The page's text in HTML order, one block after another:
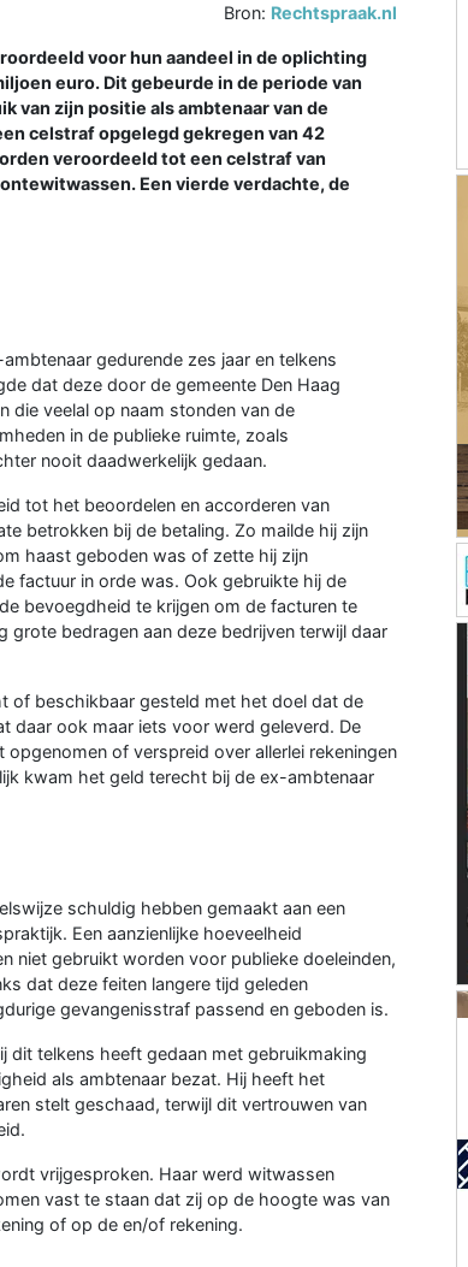
Bron: Rechtspraak.nl
voor hun aandeel in de oplichting
euro. Dit gebeurde in de periode van
van zijn positie als ambtenaar van de
celstraf opgelegd gekregen van 42
veroordeeld tot een celstraf van
Een vierde verdachte, de
gedurende zes jaar en telkens
dat deze door de gemeente Den Haag
die veelal op naam stonden van de
in de publieke ruimte, zoals
nooit daadwerkelijk gedaan.
tot het beoordelen en accorderen van
betrokken bij de betaling. Zo mailde hij zijn
haast geboden was of zette hij zijn
factuur in orde was. Ook gebruikte hij de
bevoegdheid te krijgen om de facturen te
grote bedragen aan deze bedrijven terwijl daar
of beschikbaar gesteld met het doel dat de
daar ook maar iets voor werd geleverd. De
of verspreid over allerlei rekeningen
kwam het geld terecht bij de ex-ambtenaar
schuldig hebben gemaakt aan een
Een aanzienlijke hoeveelheid
niet gebruikt worden voor publieke doeleinden,
dat deze feiten langere tijd geleden
gevangenisstraf passend en geboden is.
telkens heeft gedaan met gebruikmaking
als ambtenaar bezat. Hij heeft het
stelt geschaad, terwijl dit vertrouwen van
vrijgesproken. Haar werd witwassen
vast te staan dat zij op de hoogte was van
of op de en/of rekening.